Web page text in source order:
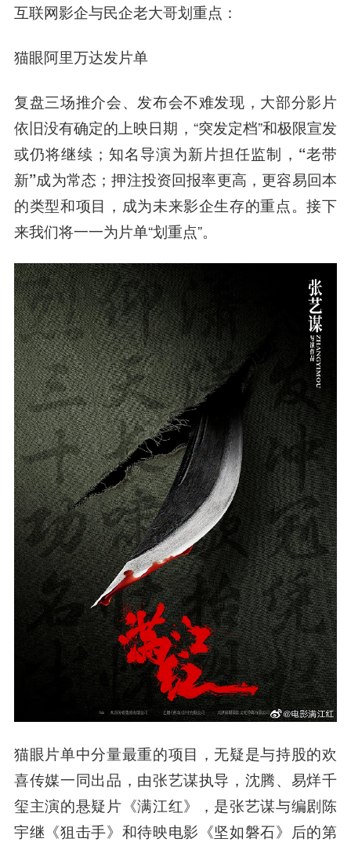
互联网影企与民企老大哥划重点：
猫眼阿里万达发片单
复盘三场推介会、发布会不难发现，大部分影片
依旧没有确定的上映日期，“突发定档”和极限宣发
或仍将继续；知名导演为新片担任监制，“老带
新”成为常态；押注投资回报率更高，更容易回本
的类型和项目，成为未来影企生存的重点。接下
来我们将一一为片单“划重点”。
猫眼片单中分量最重的项目，无疑是与持股的欢
喜传媒一同出品， 由张艺谋执导，沈腾、易烊千
玺主演的悬疑片《满江红》
，是张艺谋与编剧陈
宇继《狙击手》和待映电影《坚如磐石》后的第